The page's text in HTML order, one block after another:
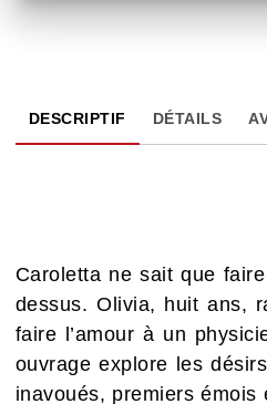
DESCRIPTIF DÉTAILS
Caroletta ne sait que
dessus. Olivia, huit ans,
faire l’amour à un
ouvrage explore les
inavoués, premiers